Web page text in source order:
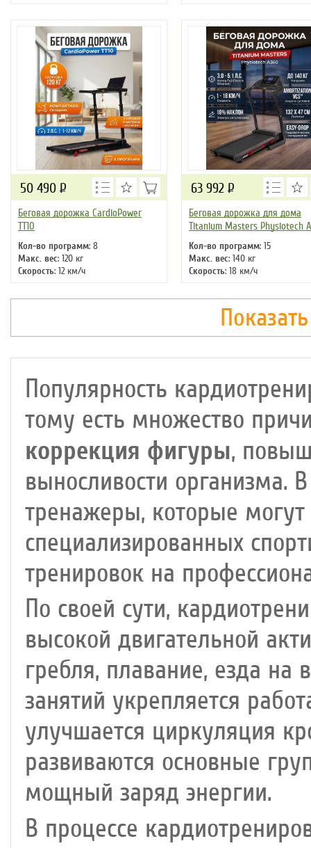
Регулировка угла наклона:
Длина бегового полотна: 120 см
Мощность двигателя: 3 л.с.
Регулировка угла наклона:
автоматическая
Длина бегового полотна: 140
Беговая дорожка CardioPower
TT10
Кол-во программ: 8
Макс. вес: 120 кг
Скорость: 12 км/ч
Мощность двигателя: 2 л.с.
Регулировка угла наклона: ручная
50 490 Р
Беговая дорожка для дома
Titanium Masters Physiotech
Кол-во программ: 15
Макс. вес: 140 кг
Скорость: 18 км/ч
Мощность двигателя: 3 л.с.
Регулировка угла наклона:
автоматическая
Длина бегового полотна
: 132
63 992 Р
Популярность
тому есть множество
коррекция фигуры,
выносливости организма.
тренажеры, которые
специализированных
тренировок на
По своей сути,
высокой двигательной
гребля, плавание, езда на
занятий укрепляется
улучшается циркуляция
развиваются основные
мощный заряд энергии.
В процессе